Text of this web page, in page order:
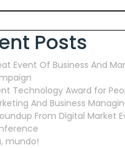
Posts
Event Of Business And
Technology Award for
And Business
From Digital Market
mundo!